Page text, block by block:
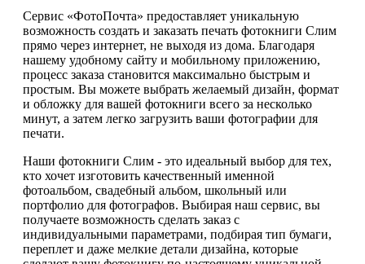
Сервис «ФотоПочта» предоставляет уникальную
возможность создать и заказать печать фотокниги Слим
прямо через интернет, не выходя из дома. Благодаря
нашему удобному сайту и мобильному приложению,
процесс заказа становится максимально быстрым и
простым. Вы можете выбрать желаемый дизайн, формат
и обложку для вашей фотокниги всего за несколько
минут, а затем легко загрузить ваши фотографии для
печати.
Наши фотокниги Слим - это идеальный выбор для тех,
кто хочет изготовить качественный именной
фотоальбом, свадебный альбом, школьный или
портфолио для фотографов. Выбирая наш сервис, вы
получаете возможность сделать заказ с
индивидуальными параметрами, подбирая тип бумаги,
переплет и даже мелкие детали дизайна, которые